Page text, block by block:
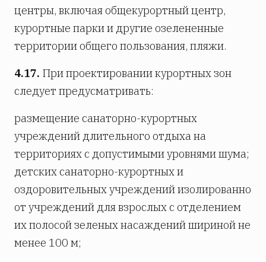
центры, включая общекурортный центр,
курортные парки и другие озелененные
территории общего пользования, пляжи.
4.17. При проектировании курортных зон
следует предусматривать:
размещение санаторно-курортных
учреждений длительного отдыха на
территориях с допустимыми уровнями шума;
детских санаторно-курортных и
оздоровительных учреждений изолированно
от учреждений для взрослых с отделением
их полосой зеленых насаждений шириной не
менее 100 м;